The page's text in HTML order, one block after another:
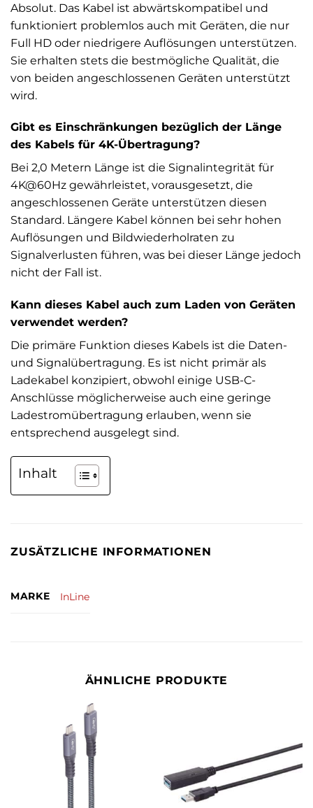
Absolut. Das Kabel ist abwärtskompatibel und
funktioniert problemlos auch mit Geräten, die nur
Full HD oder niedrigere Auflösungen unterstützen.
Sie erhalten stets die bestmögliche Qualität, die
von beiden angeschlossenen Geräten unterstützt
wird.
Gibt es Einschränkungen bezüglich der Länge
des Kabels für 4K-Übertragung?
Bei 2,0 Metern Länge ist die Signalintegrität für
4K@60Hz gewährleistet, vorausgesetzt, die
angeschlossenen Geräte unterstützen diesen
Standard. Längere Kabel können bei sehr hohen
Auflösungen und Bildwiederholraten zu
Signalverlusten führen, was bei dieser Länge jedoch
nicht der Fall ist.
Kann dieses Kabel auch zum Laden von Geräten
verwendet werden?
Die primäre Funktion dieses Kabels ist die Daten-
und Signalübertragung. Es ist nicht primär als
Ladekabel konzipiert, obwohl einige USB-C-
Anschlüsse möglicherweise auch eine geringe
Ladestromübertragung erlauben, wenn sie
entsprechend ausgelegt sind.
Inhalt
ZUSÄTZLICHE INFORMATIONEN
MARKE InLine
ÄHNLICHE PRODUKTE